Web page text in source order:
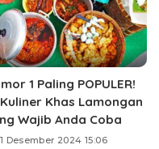
1 Paling POPULER!
Khas Lamongan
Wajib Anda Coba
Desember 2024 15:06